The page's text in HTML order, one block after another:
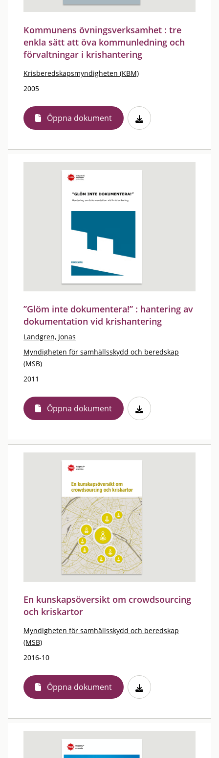
Kommunens övningsverksamhet : tre
enkla sätt att öva kommunledning och
förvaltningar i krishantering
Krisberedskapsmyndigheten (KBM)
2005
Öppna dokument
”Glöm inte dokumentera!” : hantering av
dokumentation vid krishantering
Landgren, Jonas
Myndigheten för samhällsskydd och beredskap
(MSB)
2011
Öppna dokument
En kunskapsöversikt om crowdsourcing
och kriskartor
Myndigheten för samhällsskydd och beredskap
(MSB)
2016-10
Öppna dokument